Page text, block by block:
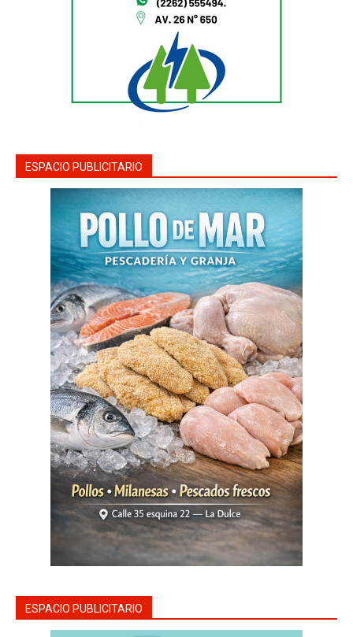
ESPACIO PUBLICITARIO
ESPACIO PUBLICITARIO